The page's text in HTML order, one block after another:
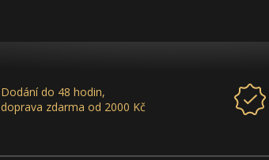
Dodání do 48 hodin,
doprava zdarma od 2000 Kč